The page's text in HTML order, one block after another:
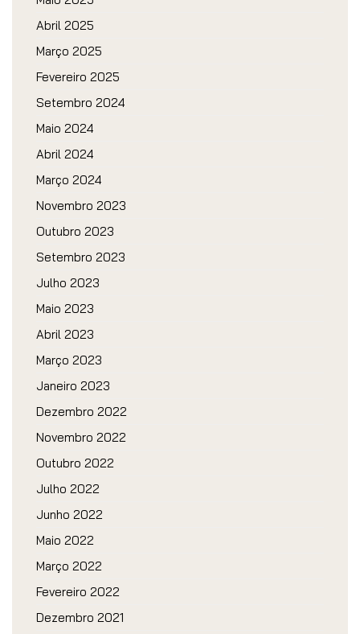
Abril 2025
Março 2025
Fevereiro 2025
Setembro 2024
Maio 2024
Abril 2024
Março 2024
Novembro 2023
Outubro 2023
Setembro 2023
Julho 2023
Maio 2023
Abril 2023
Março 2023
Janeiro 2023
Dezembro 2022
Novembro 2022
Outubro 2022
Julho 2022
Junho 2022
Maio 2022
Março 2022
Fevereiro 2022
Dezembro 2021